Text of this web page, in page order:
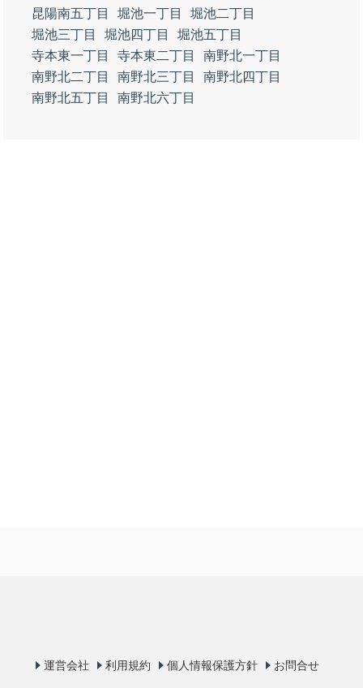
昆陽南五丁目
堀池一丁目
堀池二丁目
堀池三丁目
堀池四丁目
堀池五丁目
寺本東一丁目
寺本東二丁目
南野北一丁目
南野北二丁目
南野北三丁目
南野北四丁目
南野北五丁目
南野北六丁目
運営会社 利用規約 個人情報保護方針 お問合せ